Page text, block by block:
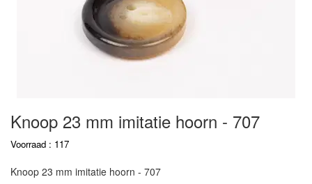
Knoop 23 mm imitatie hoorn - 707
Voorraad : 117
Knoop 23 mm imitatie hoorn - 707